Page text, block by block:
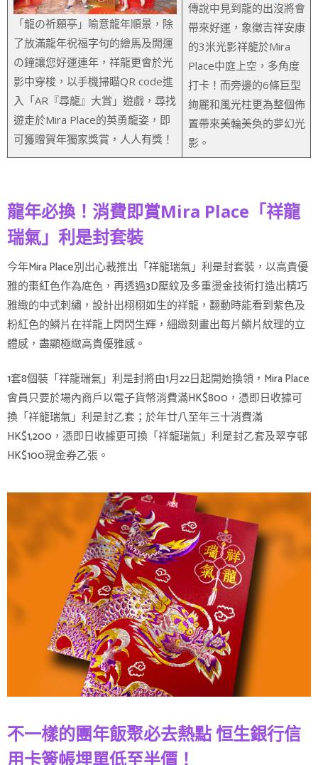
「龍の祈願亭」喻意龍年順景，除
了放滿龍年祝福字句的繪馬及開運
の鐘讓您好運連年，祥龍更會於光
影中穿梭，以手機掃瞄QR code進
入「AR『尋龍』大賞」遊戲，尋找
遊走於Mira Place的英勇龍姿，即
可獲贈賀年獨家獎賞，人人有獎！
傳說中見到龍的出沒將會
帶來好運，象徵吉祥安康
的3米光影祥龍於Mira
Place中庭上空，多角度
打卡！而旁邊的6條巨型
絢麗和風光柱更為整個佈
置帶來美輪美奐的夢幻光
影。
龍年必換！消費即賞Mira Place「祥龍
瑞氣」利是封套裝
今年Mira Place別出心裁推出「祥龍瑞氣」利是封套裝，以高貴優
雅的棗紅色作為底色，再透過3D壓紋及多重燙金技術打造出精巧
雅緻的中式刺繡，設計出栩栩如生的祥龍，翻動時能看到紫色及
粉紅色的鱗片在祥龍上閃閃生輝，細緻刻畫出每片鱗片紋理的立
體感，盡顯極緻高貴優雅感。
1套8個裝「祥龍瑞氣」利是封將由1月22日起開始換領，Mira Place
會員只要於場內商戶以電子貨幣消費滿HK$800，憑即日收據可
換「祥龍瑞氣」利是封乙套；於年廿八至年三十消費滿
HK$1,200，憑即日收據更可換「祥龍瑞氣」利是封乙套及翠亨邨
HK$100現金券乙張。
不一樣的團年飯聚必去熱點 恒生銀行信
用卡簽帳埋單低至半價！